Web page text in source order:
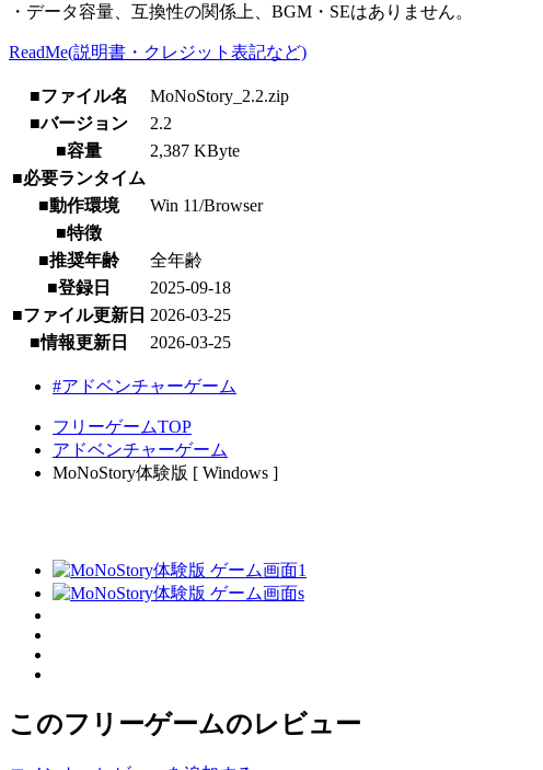
・データ容量、互換性の関係上、BGM・SEはありません。
ReadMe(説明書・クレジット表記など)
■ファイル名
MoNoStory_2.2.zip
■バージョン
2.2
■容量
2,387 KByte
■必要ランタイム
■動作環境
Win 11/Browser
■特徴
■推奨年齢
全年齢
■登録日
2025-09-18
■ファイル更新日 2026-03-25
■情報更新日
2026-03-25
#アドベンチャーゲーム
フリーゲームTOP
アドベンチャーゲーム
MoNoStory体験版 [ Windows ]
このフリーゲームのレビュー